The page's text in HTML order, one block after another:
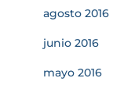
agosto 2016
junio 2016
mayo 2016